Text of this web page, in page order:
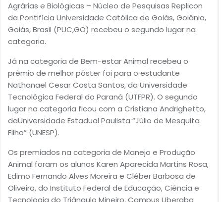
Agrárias e Biológicas – Núcleo de Pesquisas Replicon
da Pontifícia Universidade Católica de Goiás, Goiânia,
Goiás, Brasil (PUC,GO) recebeu o segundo lugar na
categoria.
Já na categoria de Bem-estar Animal recebeu o
prêmio de melhor pôster foi para o estudante
Nathanael Cesar Costa Santos, da Universidade
Tecnológica Federal do Paraná (UTFPR). O segundo
lugar na categoria ficou com a Cristiana Andrighetto,
daUniversidade Estadual Paulista “Júlio de Mesquita
Filho” (UNESP).
Os premiados na categoria de Manejo e Produção
Animal foram os alunos Karen Aparecida Martins Rosa,
Edimo Fernando Alves Moreira e Cléber Barbosa de
Oliveira, do Instituto Federal de Educação, Ciência e
Tecnologia do Triângulo Mineiro, Campus Uberaba